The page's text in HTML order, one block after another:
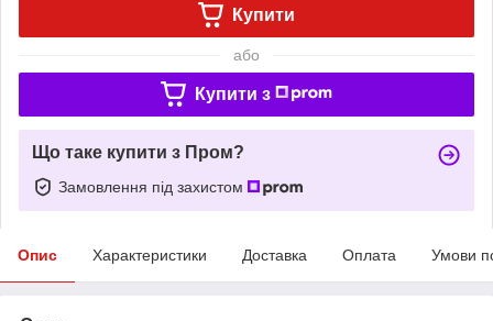
Купити
або
Купити з
Що таке купити з Пром?
Замовлення під захистом
Опис Характеристики Доставка Оплата Умови